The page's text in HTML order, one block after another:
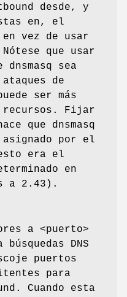
desde, y
en, el
en vez de usar
que usar
sea
de
ser más
recursos. Fijar
que dnsmasq
por el
era el
en
a 2.43).
a <puerto>
DNS
puertos
para
Cuando esta